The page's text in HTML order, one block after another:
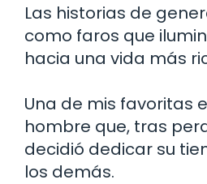
Las historias de
como faros que
hacia una vida más
Una de mis favoritas
hombre que, tras
decidió dedicar su
los demás.